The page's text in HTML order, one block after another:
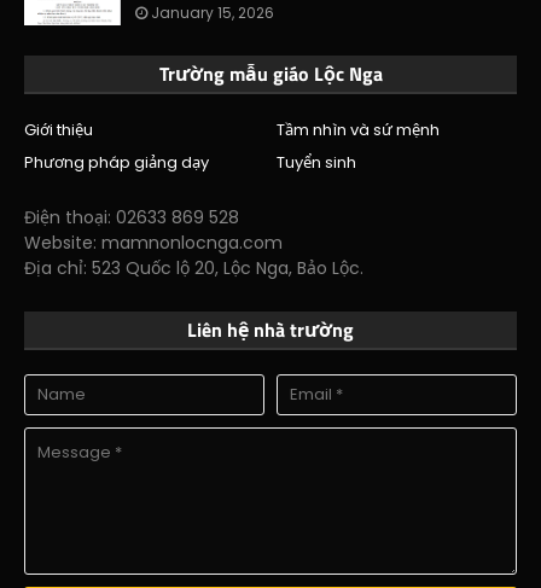
January 15, 2026
Trường mẫu giáo Lộc Nga
Giới thiệu
Tầm nhìn và sứ mệnh
Phương pháp giảng dạy
Tuyển sinh
Điện thoại: 02633 869 528
Website: mamnonlocnga.com
Địa chỉ: 523 Quốc lộ 20, Lộc Nga, Bảo Lộc.
Liên hệ nhà trường